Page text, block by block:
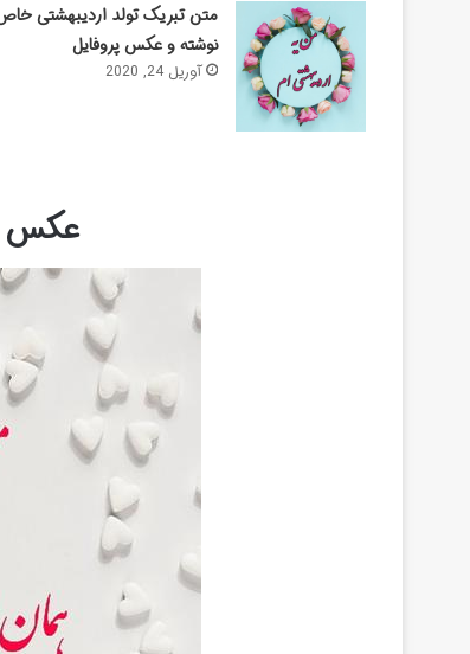
متن تبریک تولد اردیبهشتی
نوشته و عکس پروفایل
آوریل 24, 2020
عکس